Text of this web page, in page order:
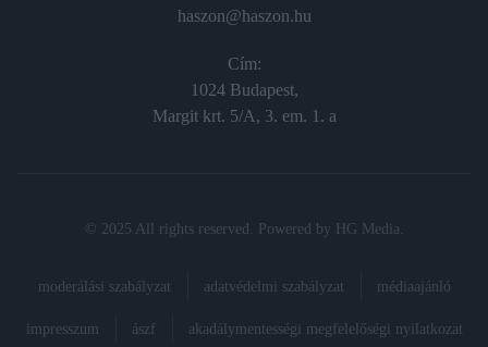
haszon@haszon.hu
Cím:
1024 Budapest,
Margit krt. 5/A, 3. em. 1. a
© 2025 All rights reserved. Powered by HG Media
moderálási szabályzat adatvédelmi szabályzat médiaajánló
impresszum ászf akadálymentességi megfelelőségi nyilatkozat